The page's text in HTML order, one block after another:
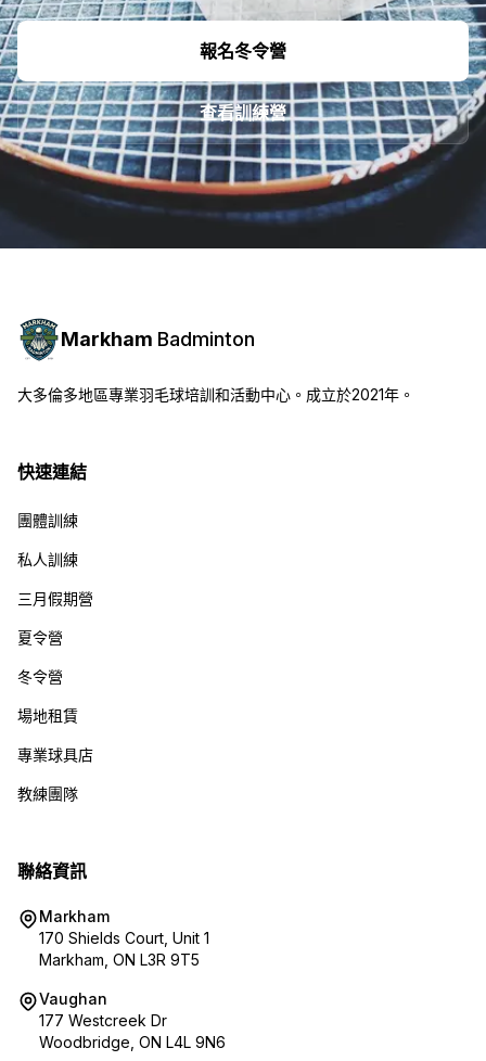
報名冬令營
查看訓練營
Markham Badminton
大多倫多地區專業羽毛球培訓和活動中心。成立於2021年。
快速連結
團體訓練
私人訓練
三月假期營
夏令營
冬令營
場地租賃
專業球具店
教練團隊
聯絡資訊
Markham
170 Shields Court, Unit 1
Markham, ON L3R 9T5
Vaughan
177 Westcreek Dr
Woodbridge, ON L4L 9N6